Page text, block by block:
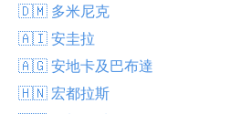
🇩🇲 多米尼克
🇦🇮 安圭拉
🇦🇬 安地卡及巴布達
🇭🇳 宏都拉斯